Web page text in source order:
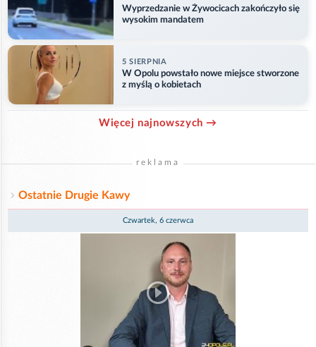
Wyprzedzanie w Żywocicach zakończyło się
wysokim mandatem
5 SIERPNIA
W Opolu powstało nowe miejsce stworzone
z myślą o kobietach
Więcej najnowszych →
reklama
Ostatnie Drugie Kawy
Czwartek, 6 czerwca